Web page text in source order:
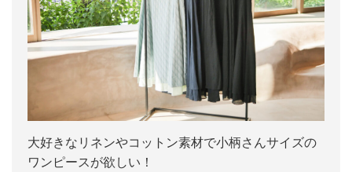
大好きなリネンやコットン素材で小柄さんサイズの
ワンピースが欲しい！